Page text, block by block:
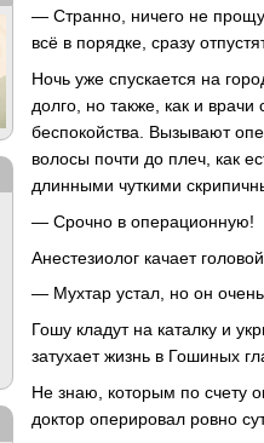
— Странно, ничего не
всё в порядке, сразу
Ночь уже спускается на
долго, но также, как и
беспокойства. Вызывают
волосы почти до плеч, как
длинными чуткими
— Срочно в операционную!
Анестезиолог качает
— Мухтар устал, но он
Гошу кладут на каталку и
затухает жизнь в Гошиных
Не знаю, которым по счету
доктор оперировал ровно